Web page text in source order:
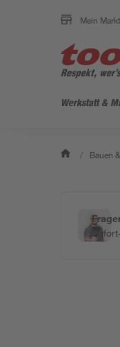
Mein
Werkstatt &
/ Bauen